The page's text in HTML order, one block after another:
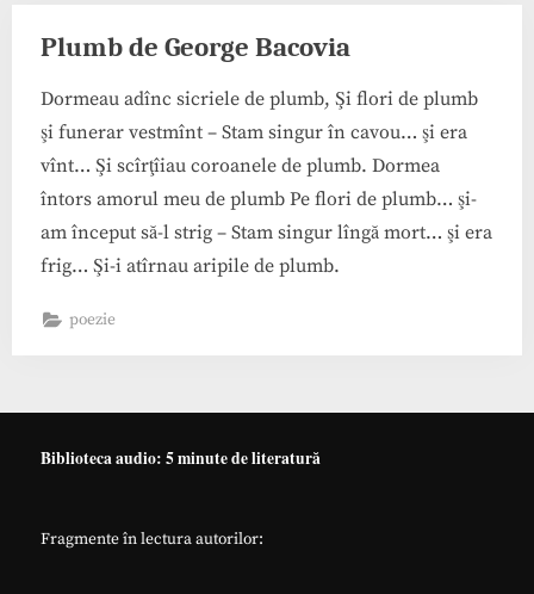
Plumb de George Bacovia
Dormeau adînc sicriele de plumb, Şi flori de plumb
şi funerar vestmînt – Stam singur în cavou… şi era
vînt… Şi scîrţîiau coroanele de plumb. Dormea
întors amorul meu de plumb Pe flori de plumb… şi-
am început să-l strig – Stam singur lîngă mort… şi era
frig… Şi-i atîrnau aripile de plumb.
poezie
Biblioteca audio: 5 minute de literatură
Fragmente în lectura autorilor: